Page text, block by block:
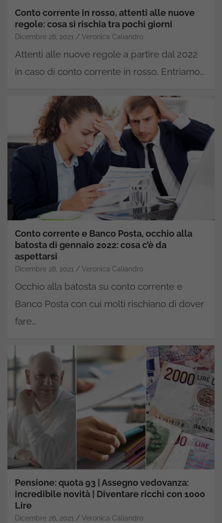
Conto corrente in rosso, attenti alle nuove
regole: cosa si rischia tra pochi giorni
Dicembre 28, 2021 Veronica Caliandro
Attenti alle nuove regole a partire dal 2022
in caso di conto corrente in rosso. Entriamo…
Conto corrente e Banco Posta, occhio alla
batosta di gennaio 2022: cosa c’è da
aspettarsi
Dicembre 28, 2021 Veronica Caliandro
Occhio alla batosta su conto corrente e
Banco Posta con cui molti rischiano di dover
fare…
Pensione: quota 93 | Assegno vedovanza:
incredibile novità | Diventare ricchi con 1000
Lire
Dicembre 26, 2021 Veronica Caliandro